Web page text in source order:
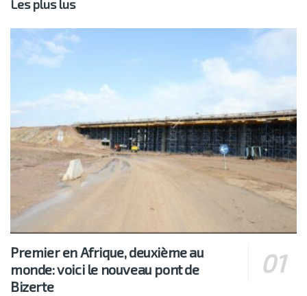
Les plus lus
Premier en Afrique, deuxième au
monde: voici le nouveau pont de
Bizerte